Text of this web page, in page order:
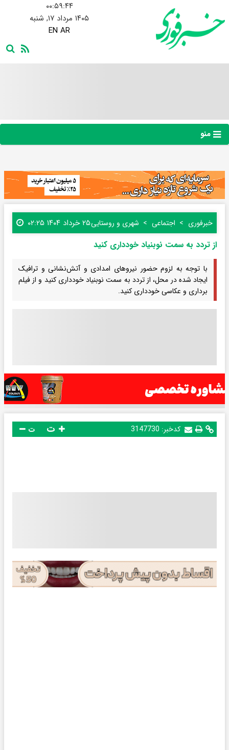
۰۰:۵۹:۴۵
۱۴۰۵ مرداد ۱۷, شنبه
EN AR
منو
خبرفوری اجتماعی شهری و روستایی۲۵ خرداد ۱۴۰۴ ۰۲:۲۵
از تردد به سمت نوبنیاد خودداری کنید
با توجه به لزوم حضور نیروهای امدادی و آتش‌نشانی و ترافیک
ایجاد شده در محل، از تردد به سمت نوبنیاد خودداری کنید و از فیلم
برداری و عکاسی خودداری کنید.
کدخبر: 3147730 ت